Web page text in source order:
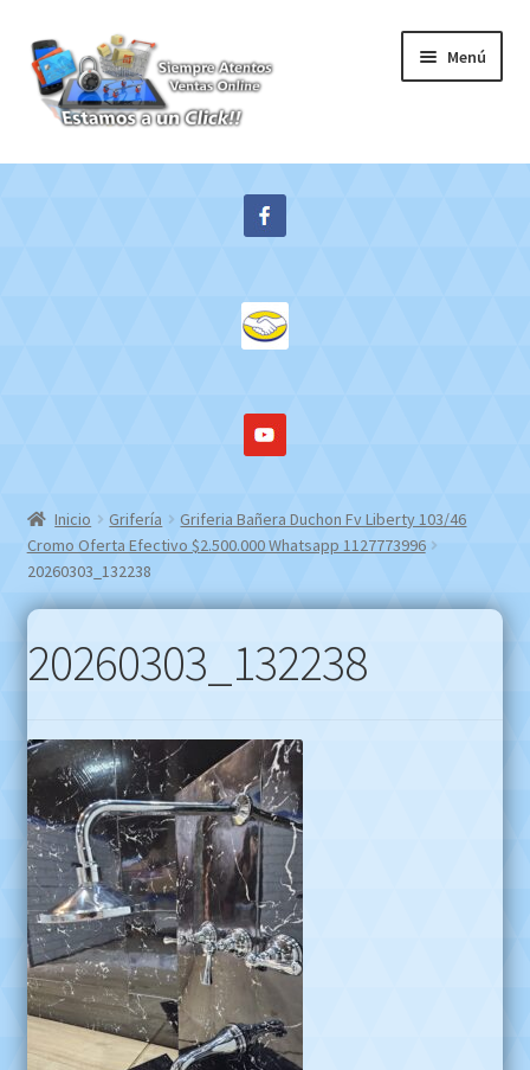
Ir
a
la
navegación
Ir
al
contenido
Menú
Inicio
Inicio Grifería
Griferia Bañera Duchon Fv Liberty 103/46
Cromo Oferta Efectivo $2.500.000 Whatsapp 1127773996
20260303_132238
20260303_132238